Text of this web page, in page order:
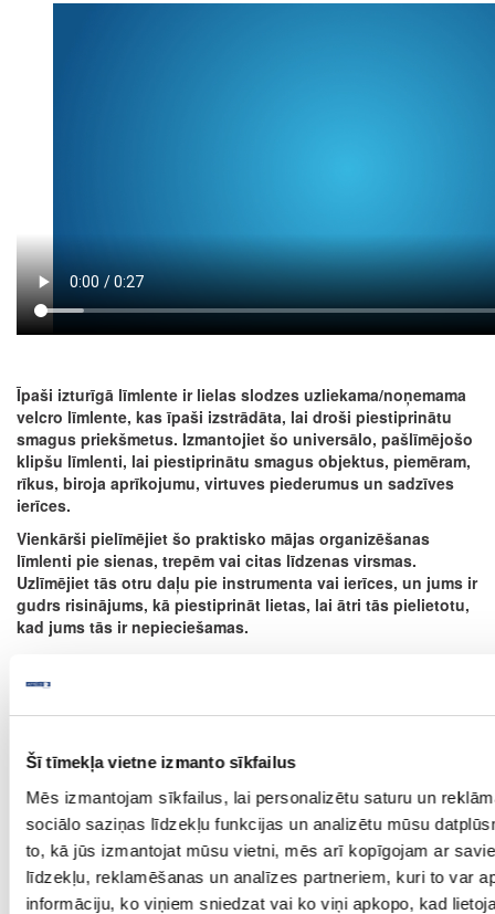
Šī tīmekļa vietne izmanto sīkfailus
Mēs izmantojam sīkfailus, lai personalizētu saturu un
sociālo saziņas līdzekļu funkcijas un analizētu mūsu
to, kā jūs izmantojat mūsu vietni, mēs arī kopīgojam ar
līdzekļu, reklamēšanas un analīzes partneriem, kuri to var
informāciju, ko viņiem sniedzat vai ko viņi apkopo, kad
Īpaši izturīgā līmlente ir lielas slodzes uzliekama/noņemama
velcro līmlente, kas īpaši izstrādāta, lai droši piestiprinātu
smagus priekšmetus. Izmantojiet šo universālo, pašlīmējošo
klipšu līmlenti, lai piestiprinātu smagus objektus, piemēram,
rīkus, biroja aprīkojumu, virtuves piederumus un sadzīves
ierīces.
Vienkārši pielīmējiet šo praktisko mājas organizēšanas
līmlenti pie sienas, trepēm vai citas līdzenas virsmas.
Uzlīmējiet tās otru daļu pie instrumenta vai ierīces, un jums ir
gudrs risinājums, kā piestiprināt lietas, lai ātri tās pielietotu,
kad jums tās ir nepieciešamas.
34-55229-00000
Extra Strong HooK&Loop tape